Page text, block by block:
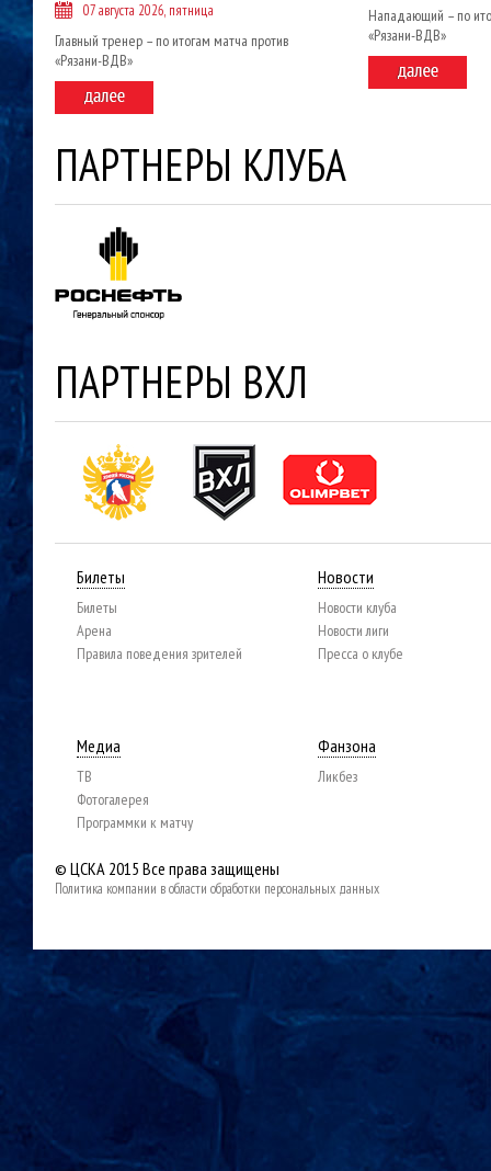
07 августа 2026, пятница
Главный тренер – по итогам матча против
«Рязани-ВДВ»
Нападающий – по
«Рязани-ВДВ»
ПАРТНЕРЫ КЛУБА
ПАРТНЕРЫ ВХЛ
Билеты
Билеты
Арена
Правила поведения зрителей
Новости
Новости клуба
Новости лиги
Пресса о клубе
Медиа
ТВ
Фотогалерея
Программки к матчу
Фанзона
Ликбез
© ЦСКА 2015 Все права защищены
Политика компании в области обработки персональных данных